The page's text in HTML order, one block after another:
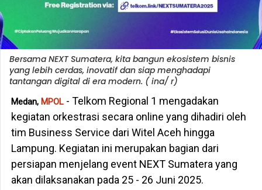
Bersama NEXT Sumatera, kita bangun ekosistem bisnis
yang lebih cerdas, inovatif dan siap menghadapi
tantangan digital di era modern. ( ina/ r)
Medan, MPOL- Telkom Regional 1 mengadakan
kegiatan orkestrasi secara online yang dihadiri oleh
tim Business Service dari Witel Aceh hingga
Lampung. Kegiatan ini merupakan bagian dari
persiapan menjelang event NEXT Sumatera yang
akan dilaksanakan pada 25 - 26 Juni 2025.